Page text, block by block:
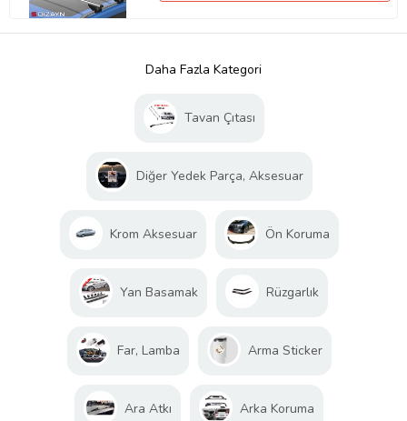
Daha Fazla Kategori
Tavan Çıtası
Diğer Yedek Parça, Aksesuar
Krom Aksesuar Ön Koruma
Yan Basamak Rüzgarlık
Far, Lamba Arma Sticker
Ara Atkı Arka Koruma